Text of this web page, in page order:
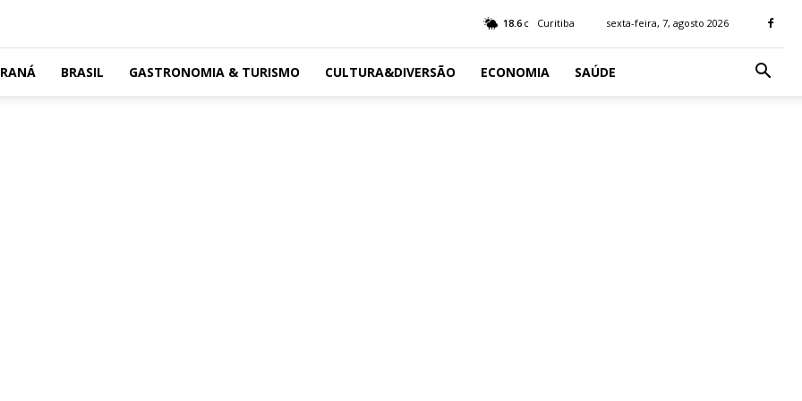
18.6 C Curitiba sexta-feira, 7, agosto 2026
BRASIL GASTRONOMIA & TURISMO CULTURA&DIVERSÃO ECONOMIA SAÚDE